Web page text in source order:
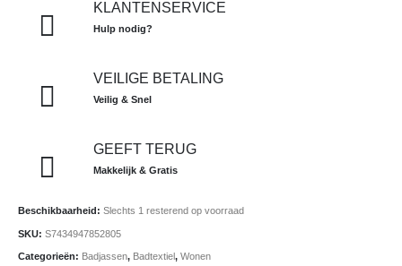
KLANTENSERVICE
Hulp nodig?
VEILIGE BETALING
Veilig & Snel
GEEFT TERUG
Makkelijk & Gratis
Beschikbaarheid: Slechts 1 resterend op voorraad
SKU: S7434947852805
Categorieën: Badjassen, Badtextiel, Wonen